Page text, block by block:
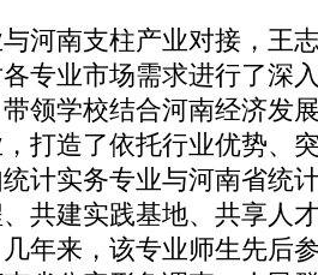
南支柱产业对接，王
专业市场需求进行了深
领学校结合河南经济发
打造了依托行业优势、
计实务专业与河南省统
共建实践基地、共享人
年来，该专业师生先后